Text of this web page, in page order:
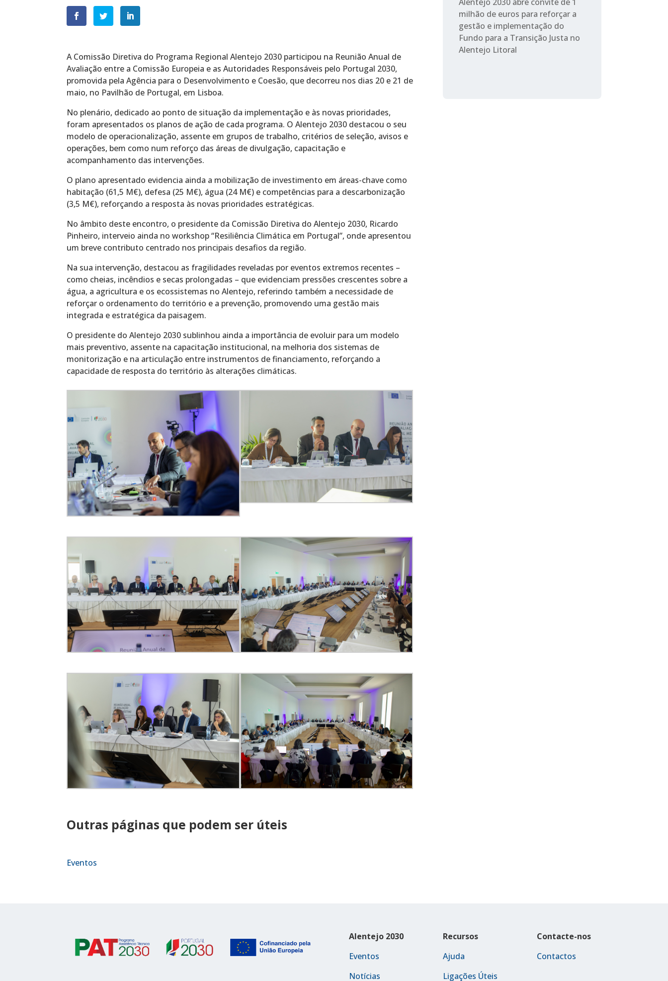
A Comissão Diretiva do Programa Regional Alentejo 2030 participou na Reunião Anual de
Avaliação entre a Comissão Europeia e as Autoridades Responsáveis pelo Portugal 2030,
promovida pela Agência para o Desenvolvimento e Coesão, que decorreu nos dias 20 e 21 de
maio, no Pavilhão de Portugal, em Lisboa.
No plenário, dedicado ao ponto de situação da implementação e às novas prioridades,
foram apresentados os planos de ação de cada programa. O Alentejo 2030 destacou o seu
modelo de operacionalização, assente em grupos de trabalho, critérios de seleção, avisos e
operações, bem como num reforço das áreas de divulgação, capacitação e
acompanhamento das intervenções.
O plano apresentado evidencia ainda a mobilização de investimento em áreas-chave como
habitação (61,5 M€), defesa (25 M€), água (24 M€) e competências para a descarbonização
(3,5 M€), reforçando a resposta às novas prioridades estratégicas.
No âmbito deste encontro, o presidente da Comissão Diretiva do Alentejo 2030, Ricardo
Pinheiro, interveio ainda no workshop “Resiliência Climática em Portugal”, onde apresentou
um breve contributo centrado nos principais desafios da região.
Na sua intervenção, destacou as fragilidades reveladas por eventos extremos recentes –
como cheias, incêndios e secas prolongadas – que evidenciam pressões crescentes sobre a
água, a agricultura e os ecossistemas no Alentejo, referindo também a necessidade de
reforçar o ordenamento do território e a prevenção, promovendo uma gestão mais
integrada e estratégica da paisagem.
O presidente do Alentejo 2030 sublinhou ainda a importância de evoluir para um modelo
mais preventivo, assente na capacitação institucional, na melhoria dos sistemas de
monitorização e na articulação entre instrumentos de financiamento, reforçando a
capacidade de resposta do território às alterações climáticas.
milhão de euros para reforçar a
gestão e implementação do
Fundo para a Transição Justa no
Alentejo Litoral
Outras páginas que podem ser úteis
Eventos
Alentejo 2030
Eventos
Notícias
Recursos
Ajuda
Ligações Úteis
Contacte-nos
Contactos